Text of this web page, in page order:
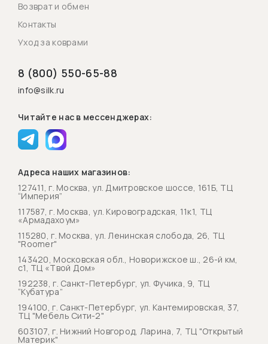
Возврат и обмен
Контакты
Уход за коврами
8 (800) 550-65-88
info@silk.ru
Читайте нас в мессенджерах:
Адреса наших магазинов:
127411, г. Москва, ул. Дмитровское шоссе, 161Б, ТЦ
“Империя”
117587, г. Москва, ул. Кировоградская, 11к1, ТЦ
«Армадахоум»
115280, г. Москва, ул. Ленинская слобода, 26, ТЦ
"Roomer"
143420, Московская обл., Новорижское ш., 26-й км,
с1, ТЦ «Твой Дом»
192238, г. Санкт-Петербург, ул. Фучика, 9, ТЦ
“Кубатура”
194100, г. Санкт-Петербург, ул. Кантемировская, 37,
ТЦ "Мебель Сити-2"
603107, г. Нижний Новгород, Ларина, 7, ТЦ "Открытый
Материк"